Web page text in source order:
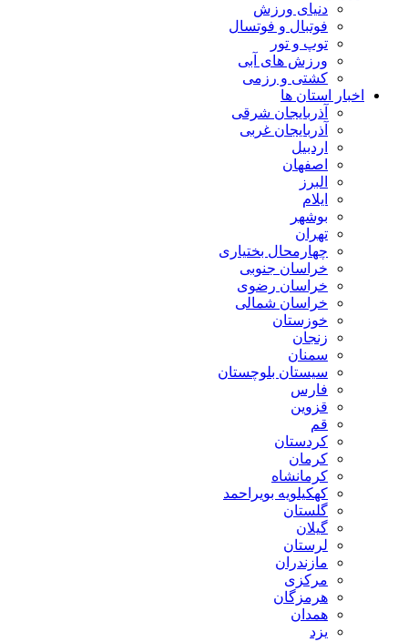
دنیای ورزش
فوتبال و فوتسال
توپ و تور
ورزش های آبی
کشتی و رزمی
اخبار استان ها
آذربایجان شرقی
آذربایجان غربی
اردبیل
اصفهان
البرز
ایلام
بوشهر
تهران
چهارمحال بختیاری
خراسان جنوبی
خراسان رضوی
خراسان شمالی
خوزستان
زنجان
سمنان
سیستان بلوچستان
فارس
قزوین
قم
کردستان
کرمان
کرمانشاه
کهکیلویه بویراحمد
گلستان
گیلان
لرستان
مازندران
مرکزی
هرمزگان
همدان
یزد